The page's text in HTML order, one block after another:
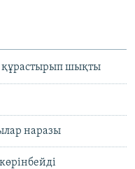
шықты
наразы